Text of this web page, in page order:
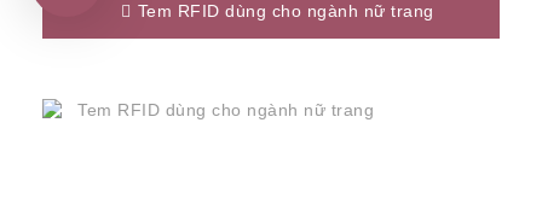
Tem RFID dùng cho ngành nữ trang